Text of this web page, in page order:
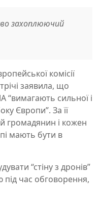
захоплюючий
комісії
заявила, що
“вимагають сильної і
Європи”. За її
громадянин і кожен
мають бути в
“стіну з дронів”
час обговорення,